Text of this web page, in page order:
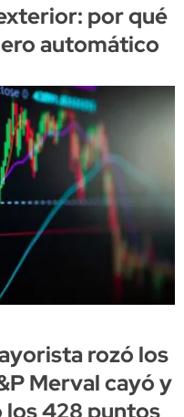
por qué
automático
rozó los
Merval cayó y
los 428 puntos